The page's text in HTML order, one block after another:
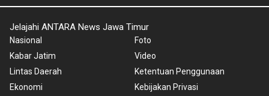
Jelajahi ANTARA News Jawa Timur
Nasional
Kabar Jatim
Lintas Daerah
Ekonomi
Foto
Video
Ketentuan Penggunaan
Kebijakan Privasi